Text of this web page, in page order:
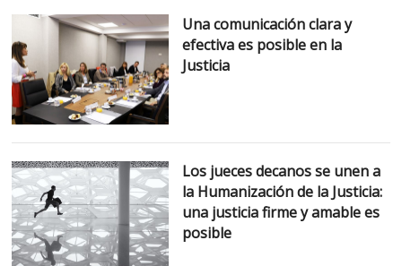
Una comunicación clara y
efectiva es posible en la
Justicia
Los jueces decanos se unen a
la Humanización de la Justicia:
una justicia firme y amable es
posible